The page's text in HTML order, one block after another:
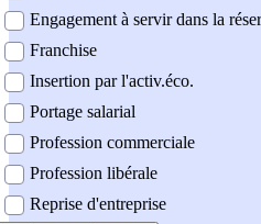
Engagement à servir dans la
Franchise
Insertion par l'activ.éco.
Portage salarial
Profession commerciale
Profession libérale
Reprise d'entreprise